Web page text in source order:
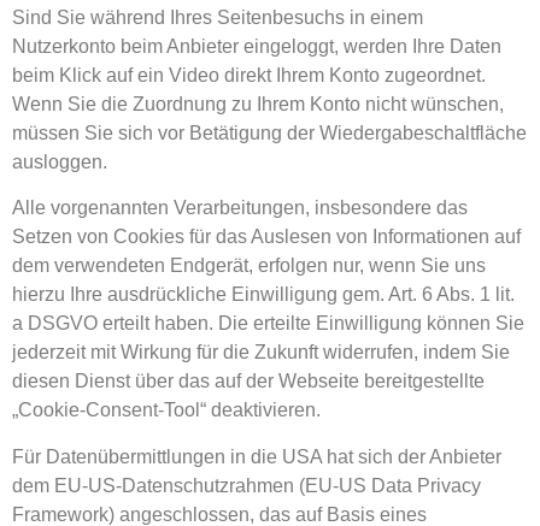
Sind Sie während Ihres Seitenbesuchs in einem
Nutzerkonto beim Anbieter eingeloggt, werden Ihre Daten
beim Klick auf ein Video direkt Ihrem Konto zugeordnet.
Wenn Sie die Zuordnung zu Ihrem Konto nicht wünschen,
müssen Sie sich vor Betätigung der Wiedergabeschaltfläche
ausloggen.
Alle vorgenannten Verarbeitungen, insbesondere das
Setzen von Cookies für das Auslesen von Informationen auf
dem verwendeten Endgerät, erfolgen nur, wenn Sie uns
hierzu Ihre ausdrückliche Einwilligung gem. Art. 6 Abs. 1 lit.
a DSGVO erteilt haben. Die erteilte Einwilligung können Sie
jederzeit mit Wirkung für die Zukunft widerrufen, indem Sie
diesen Dienst über das auf der Webseite bereitgestellte
„Cookie-Consent-Tool“ deaktivieren.
Für Datenübermittlungen in die USA hat sich der Anbieter
dem EU-US-Datenschutzrahmen (EU-US Data Privacy
Framework) angeschlossen, das auf Basis eines